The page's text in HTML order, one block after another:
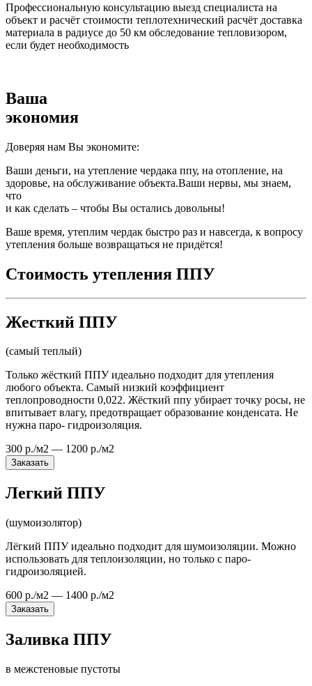
Профессиональную консультацию выезд специалиста на
объект и расчёт стоимости теплотехнический расчёт доставка
материала в радиусе до 50 км обследование тепловизором,
если будет необходимость
Ваша
экономия
Доверяя нам Вы экономите:
Ваши деньги, на утепление чердака ппу, на отопление, на
здоровье, на обслуживание объекта.Ваши нервы, мы знаем,
что
и как сделать – чтобы Вы остались довольны!
Ваше время, утеплим чердак быстро раз и навсегда, к вопросу
утепления больше возвращаться не придётся!
Стоимость утепления ППУ
Жесткий ППУ
(самый теплый)
Только жёсткий ППУ идеально подходит для утепления
любого объекта. Самый низкий коэффициент
теплопроводности 0,022. Жёсткий ппу убирает точку росы, не
впитывает влагу, предотвращает образование конденсата. Не
нужна паро- гидроизоляция.
300 р./м2 — 1200 р./м2
Заказать
Легкий ППУ
(шумоизолятор)
Лёгкий ППУ идеально подходит для шумоизоляции. Можно
использовать для теплоизоляции, но только с паро-
гидроизоляцией.
600 р./м2 — 1400 р./м2
Заказать
Заливка ППУ
в межстеновые пустоты